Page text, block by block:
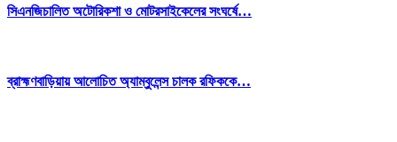
সিএনজিচালিত অটোরিকশা ও মোটরসাইকেলের সংঘর্ষে…
ব্রাহ্মণবাড়িয়ায় আলোচিত অ্যাম্বুলেন্স চালক রফিককে…